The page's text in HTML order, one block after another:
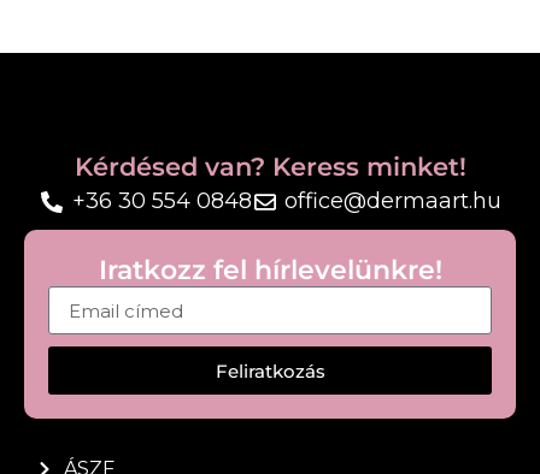
miközben segít megőrizni a bőr frissebb és
Gazdag, tápláló textúrája kifejezetten a száraz bőr
igényeihez igazodik. Légmentesen záródó pumpás
kiszerelése segít megőrizni a hatóanyagok
stabilitását.
Tulajdonságok:
• Segít csökkenteni a ráncok megjelenését
• Hialuronsav mikrorészecskékkel a hidratált bőrért
• Bio-peptidek a bőr feszességének támogatásáért
• Argireline® a mimikai ráncok mérséklésére
Iratkozz fel hírlevelünkre!
Feliratkozás
Kérdésed van? Keress minket!
+36 30 554 0848 office@dermaart.hu
ÁSZF